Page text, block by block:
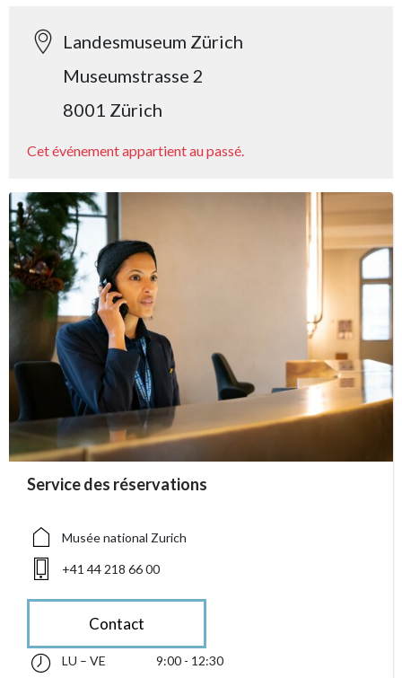
Landesmuseum Zürich
Museumstrasse 2
8001 Zürich
Cet événement appartient au passé.
accessibility.sr-only.person_card_info
Service des réservations
accessibility.sr-only.museum
Musée national Zurich
accessibility.sr-only.phone
+41 44 218 66 00
Contact
accessibility.sr-only.opening_hours
lundi jusqu’à vendredi 09:00 - 12:30
LU – VE 9:00 - 12:30